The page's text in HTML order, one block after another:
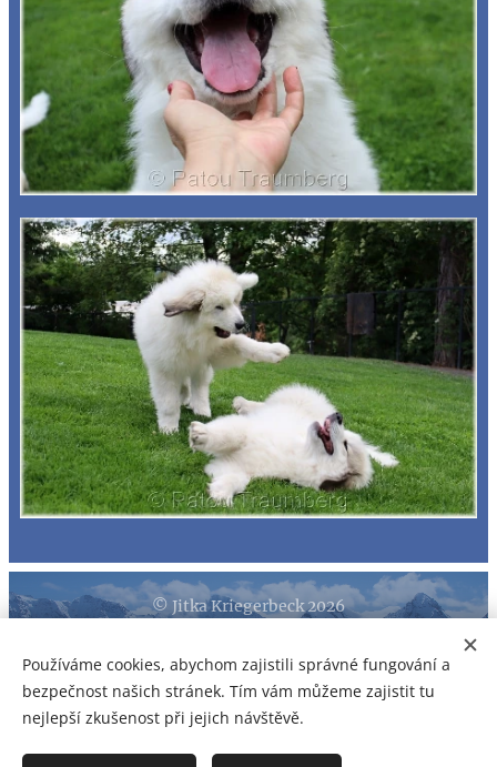
© Jitka Kriegerbeck 2026
Kopírování a šíření obsahu je zakázáno. Na veškerá fota se
vztahují autorská práva!
Vytvořeno službouWebnode Cookies
Používáme cookies, abychom zajistili správné fungování a
bezpečnost našich stránek. Tím vám můžeme zajistit tu
nejlepší zkušenost při jejich návštěvě.